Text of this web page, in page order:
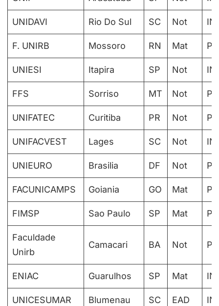
UNIDAVI Rio Do Sul SC Not
F. UNIRB Mossoro RN Mat
UNIESI Itapira SP Not
FFS Sorriso MT Not
UNIFATEC Curitiba PR Not
UNIFACVEST Lages SC Not
UNIEURO Brasilia DF Not
FACUNICAMPS Goiania GO Mat
FIMSP Sao Paulo SP Mat
Faculdade
Unirb
Camacari BA Not
ENIAC Guarulhos SP Mat
UNICESUMAR Blumenau SC EAD